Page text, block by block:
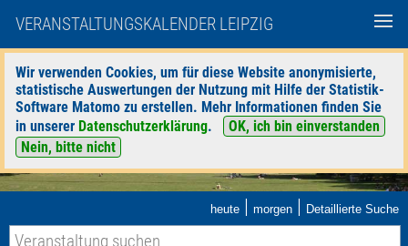
VERANSTALTUNGSKALENDER LEIPZIG
Wir verwenden Cookies, um für diese Website anonymisierte,
statistische Auswertungen der Nutzung mit Hilfe der Statistik-
Software Matomo zu erstellen. Mehr Informationen finden Sie
in unserer Datenschutzerklärung.
OK, ich bin einverstanden
Nein, bitte nicht
heute | morgen | Detaillierte Suche